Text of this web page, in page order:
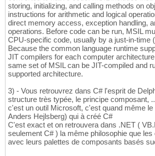
storing, initializing, and calling methods on
instructions for arithmetic and logical
direct memory access, exception handling,
operations. Before code can be run, MSIL
CPU-specific code, usually by a just-in-time
Because the common language runtime
JIT compilers for each computer
same set of MSIL can be JIT-compiled and
supported architecture.
3) - Vous retrouvrez dans C# l'esprit de
structure très typée, le principe composant,
c'est un outil Microsoft, c'est quand même le
Anders Hejlsberg) qui à créé C#
C'est exact et on retrouvera dans .NET (
seulement C# ) la même philosophie que les
avec leurs palettes de composants basés